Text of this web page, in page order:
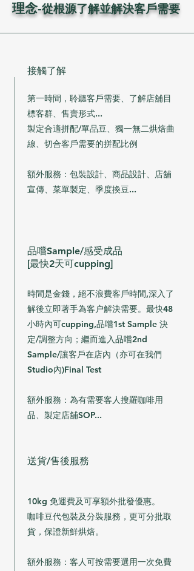
理念-從根源了解並解決客戶需要
​接觸了解
​第一時間，聆聽客戶需要、了解店舖目
標客群、售賣形式...
​製定合適拼配/單品豆、獨一無二烘焙曲
線、切合客戶需要的拼配比例
​額外服務：包裝設計、商品設計、店舖
宣傳、菜單製定、季度換豆...
​品嚐Sample/感受成品
​[最快2天可cupping]
​時間是金錢，絕不浪費客戶時間,深入了
解後立即著手為客户解決需要。最快48
小時內可cupping,品嚐1st Sample 決
定/調整方向；繼而進入品嚐2nd
Sample/讓客戶在店內（亦可在我們
Studio內)Final Test
額外服務：為有需要客人搜羅咖啡用
品、製定店舖SOP...
​送貨/售後服務
10kg 免運費及可享額外批發優惠。
咖啡豆代包裝及分裝服務，更可分批取
貨，保證新鮮烘焙。
額外服務：客人可按需要選用一次免費